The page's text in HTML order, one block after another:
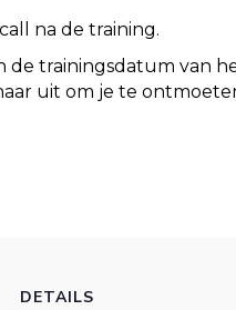
na de training.
trainingsdatum van
uit om je te
DETAILS